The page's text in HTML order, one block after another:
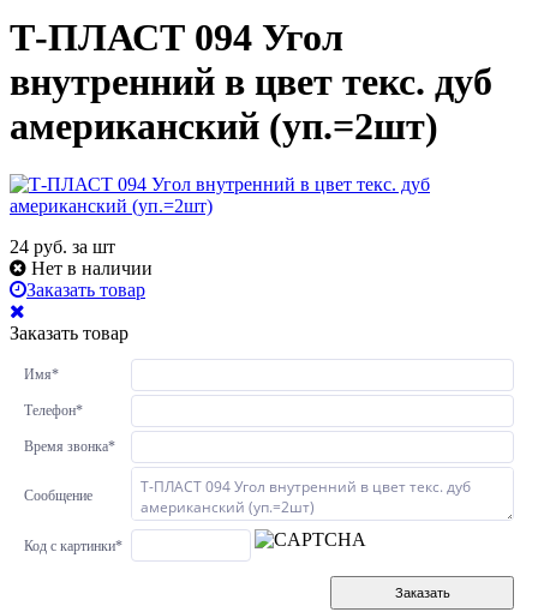
Т-ПЛАСТ 094 Угол
внутренний в цвет текс. дуб
американский (уп.=2шт)
24 руб. за шт
Нет в наличии
Заказать товар
Заказать товар
Имя*
Телефон*
Время звонка*
Сообщение
Код с картинки*
Заказать